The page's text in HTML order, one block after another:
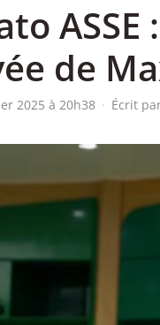
de
2025 à 20h38 · Écrit